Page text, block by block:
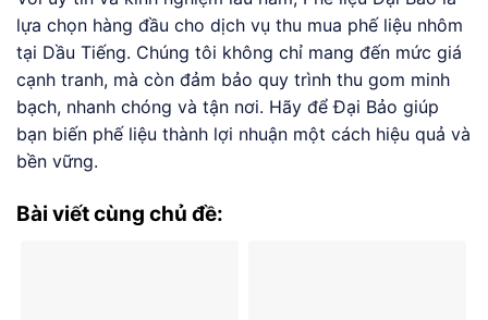
lựa chọn hàng đầu cho dịch vụ thu mua phế liệu nhôm
tại Dầu Tiếng. Chúng tôi không chỉ mang đến mức giá
cạnh tranh, mà còn đảm bảo quy trình thu gom minh
bạch, nhanh chóng và tận nơi. Hãy để Đại Bảo giúp
bạn biến phế liệu thành lợi nhuận một cách hiệu quả và
bền vững.
Bài viết cùng chủ đề: